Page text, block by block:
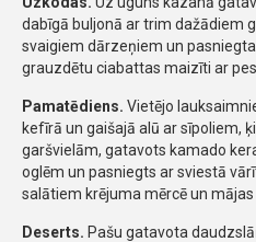
dabīgā buljonā ar trim dažādiem
svaigiem dārzeņiem un
grauzdētu ciabattas maizīti ar
Pamatēdiens. Vietējo
kefīrā un gaišajā alū ar sīpoliem,
garšvielām, gatavots kamado
oglēm un pasniegts ar sviestā
salātiem krējuma mērcē un mājas
Deserts. Pašu gatavota